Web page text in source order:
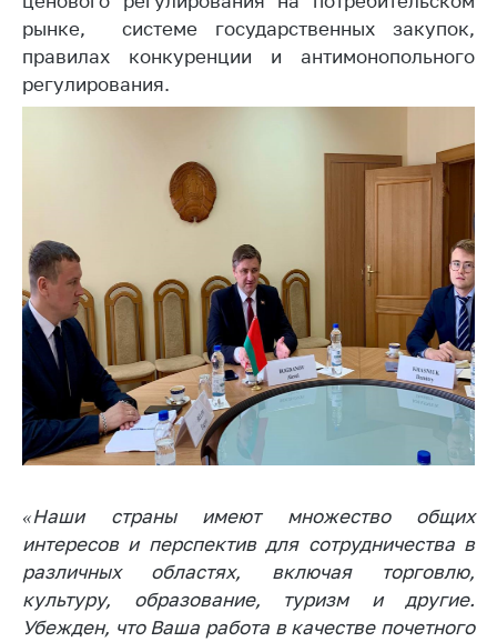
нетарифного
регулирования
Биржевая торговля
Республике
персональных
данных
Новости
Обратиться в МАРТ
Личный прием
граждан и юр. лиц
Горячая линия
Электронные
обращения
рынке, системе государственных закупок,
правилах конкуренции и антимонопольного
регулирования.
«Наши страны имеют множество общих
интересов и перспектив для сотрудничества в
различных областях, включая торговлю,
культуру, образование, туризм и другие.
Убежден, что Ваша работа в качестве почетного